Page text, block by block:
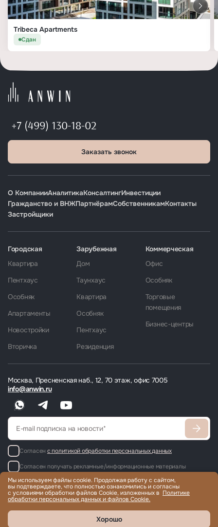
Tribeca Apartments
Сдан
+7 (499) 130-18-02
Заказать звонок
О КомпанииАналитикаКонсалтингИнвестиции
Гражданство и ВНЖПартнёрамСобственникамКонтакты
Застройщики
Москва, Пресненская наб., 12, 70 этаж, офис 7005
info@anwin.ru
Согласен с политикой обработки персональных данных
Согласен получать рекламные/информационные материалы
Городская
Квартира
Пентхаус
Особняк
Апартаменты
Новостройки
Вторичка
Зарубежная
Дом
Таунхаус
Квартира
Особняк
Пентхаус
Резиденция
Коммерческая
Офис
Особняк
Торговые
помещения
Бизнес-центры
Продажа и аренда элитной недвижимости по всему миру, помощь
© 2022-2026 Международная компания Anwin
Мы используем файлы cookie. Продолжая работу с сайтом,
вы подтверждаете, что полностью ознакомились и согласны
с условиями обработки файлов Cookie, изложенных в Политике
обработки персональных данных и файлов Cookie.
Хорошо